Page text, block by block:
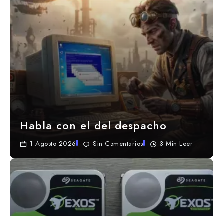
Habla con el del despacho
1 Agosto 2026 Sin Comentarios 3 Min Leer